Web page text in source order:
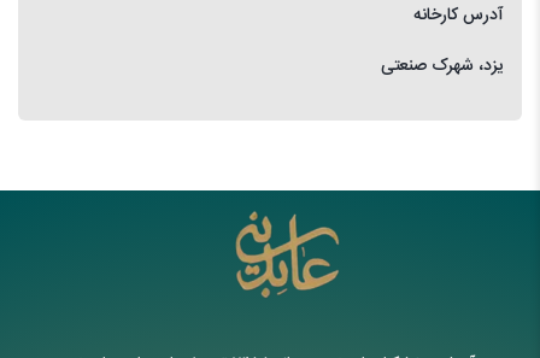
آدرس کارخانه
یزد، شهرک صنعتی